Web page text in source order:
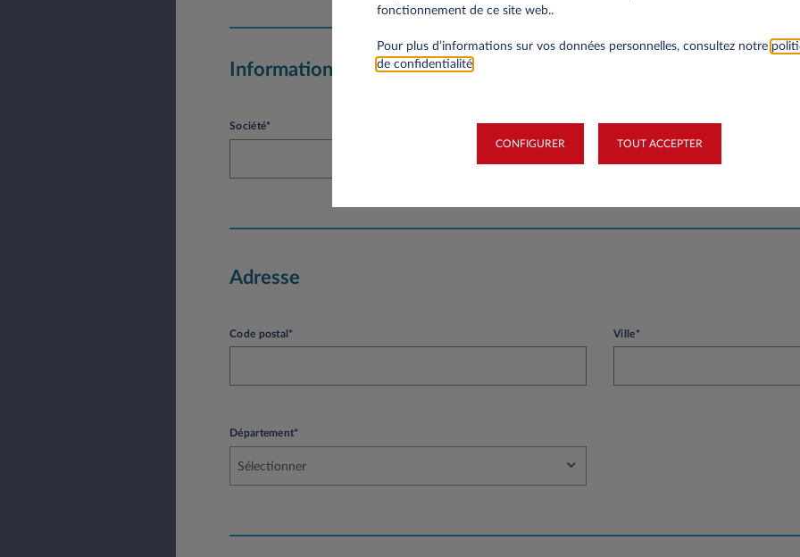
Informations société
Société* Siret
Adresse
Code postal* Ville*
Département*
Sélectionner
fonctionnement de ce site web..
Pour plus d’informations sur vos données personnelles, consultez notre
de confidentialité
CONFIGURER TOUT ACCEPTER